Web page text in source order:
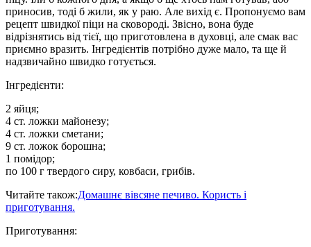
приносив, тоді б жили, як у раю. Але вихід є. Пропонуємо вам
рецепт швидкої піци на сковороді. Звісно, вона буде
відрізнятись від тієї, що приготовлена в духовці, але смак вас
приємно вразить. Інгредієнтів потрібно дуже мало, та ще й
надзвичайно швидко готується.
Інгредієнти:
2 яйця;
4 ст. ложки майонезу;
4 ст. ложки сметани;
9 ст. ложок борошна;
1 помідор;
по 100 г твердого сиру, ковбаси, грибів.
Читайте також:Домашнє вівсяне печиво. Користь і
приготування.
Приготування: